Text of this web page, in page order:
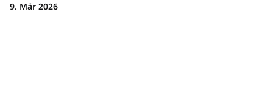
9. Mär 2026